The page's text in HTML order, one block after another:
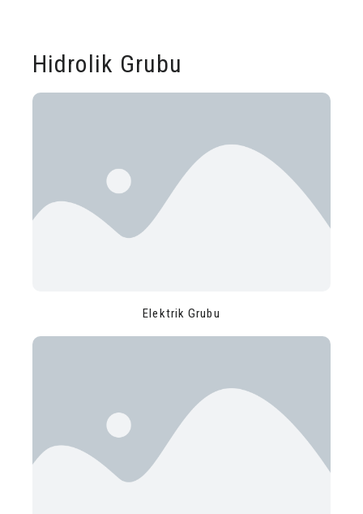
Hidrolik Grubu
Elektrik Grubu